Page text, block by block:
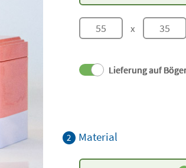
x
Lieferung auf
2 Material